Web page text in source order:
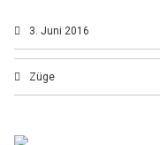
3. Juni 2016
Züge